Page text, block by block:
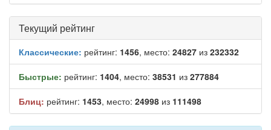
Текущий рейтинг
Классические: рейтинг: 1456, место: 24827 из 232332
Быстрые: рейтинг: 1404, место: 38531 из 277884
Блиц: рейтинг: 1453, место: 24998 из 111498